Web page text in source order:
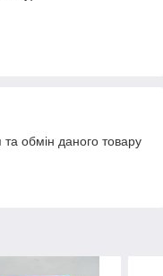
обмін даного товару